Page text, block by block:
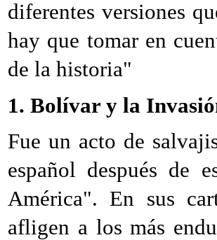
diferentes versiones
hay que tomar en
de la historia"
1. Bolívar y la
Fue un acto de
español después de
América". En sus
afligen a los más